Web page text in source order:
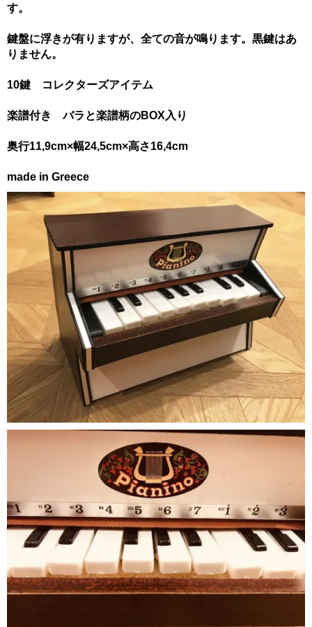
す。
鍵盤に浮きが有りますが、全ての音が鳴ります。黒鍵はあ
りません。
10鍵 コレクターズアイテム
楽譜付き バラと楽譜柄のBOX入り
奥行11,9cm×幅24,5cm×高さ16,4cm
made in Greece